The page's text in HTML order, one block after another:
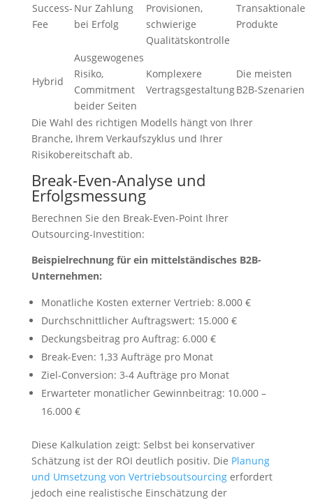
Success-
Fee
Nur Zahlung
bei Erfolg
Provisionen,
schwierige
Qualitätskontrolle
Transaktionale
Produkte
Hybrid
Ausgewogenes
Risiko,
Commitment
beider Seiten
Komplexere
Vertragsgestaltung
Die meisten
B2B-Szenarien
Die Wahl des richtigen Modells hängt von Ihrer
Branche, Ihrem Verkaufszyklus und Ihrer
Risikobereitschaft ab.
Break-Even-Analyse und
Erfolgsmessung
Berechnen Sie den Break-Even-Point Ihrer
Outsourcing-Investition:
Beispielrechnung für ein mittelständisches B2B-
Unternehmen:
Monatliche Kosten externer Vertrieb: 8.000 €
Durchschnittlicher Auftragswert: 15.000 €
Deckungsbeitrag pro Auftrag: 6.000 €
Break-Even: 1,33 Aufträge pro Monat
Ziel-Conversion: 3-4 Aufträge pro Monat
Erwarteter monatlicher Gewinnbeitrag: 10.000 –
16.000 €
Diese Kalkulation zeigt: Selbst bei konservativer
Schätzung ist der ROI deutlich positiv. Die Planung
und Umsetzung von Vertriebsoutsourcingerfordert
jedoch eine realistische Einschätzung der